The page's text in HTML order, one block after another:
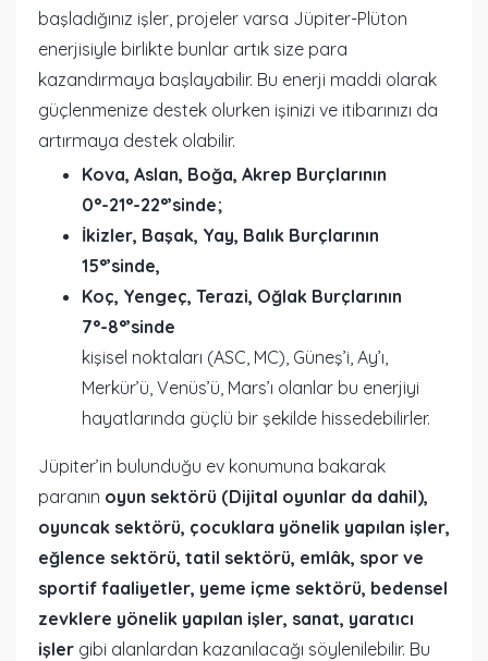
başladığınız işler, projeler varsa Jüpiter-Plüton
enerjisiyle birlikte bunlar artık size para
kazandırmaya başlayabilir. Bu enerji maddi olarak
güçlenmenize destek olurken işinizi ve itibarınızı da
artırmaya destek olabilir.
Kova, Aslan, Boğa, Akrep Burçlarının
0°-21°-22°’sinde;
İkizler, Başak, Yay, Balık Burçlarının
15°’sinde,
Koç, Yengeç, Terazi, Oğlak Burçlarının
7°-8°’sinde
kişisel noktaları (ASC, MC), Güneş’i, Ay’ı,
Merkür’ü, Venüs’ü, Mars’ı olanlar bu enerjiyi
hayatlarında güçlü bir şekilde hissedebilirler.
Jüpiter’in bulunduğu ev konumuna bakarak
paranın oyun sektörü (Dijital oyunlar da dahil),
oyuncak sektörü, çocuklara yönelik yapılan işler,
eğlence sektörü, tatil sektörü, emlâk, spor ve
sportif faaliyetler, yeme içme sektörü, bedensel
zevklere yönelik yapılan işler, sanat, yaratıcı
işler gibi alanlardan kazanılacağı söylenilebilir. Bu